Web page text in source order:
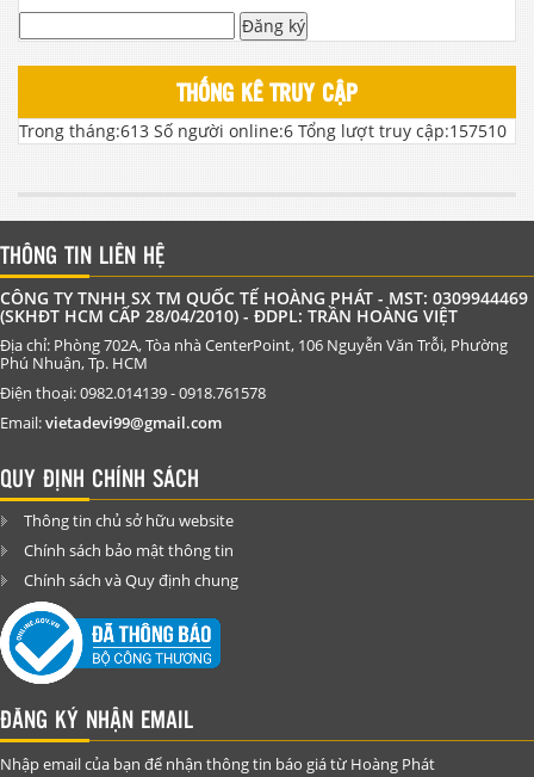
Đăng ký
THỐNG KÊ TRUY CẬP
Trong tháng:613 Số người online:6 Tổng lượt truy cập:157510
THÔNG TIN LIÊN HỆ
CÔNG TY TNHH SX TM QUỐC TẾ HOÀNG PHÁT - MST: 0309944469
(SKHĐT HCM CẤP 28/04/2010) - ĐDPL: TRẦN HOÀNG VIỆT
Địa chỉ: Phòng 702A, Tòa nhà CenterPoint, 106 Nguyễn Văn Trỗi, Phường
Phú Nhuận, Tp. HCM
Điện thoại: 0982.014139 - 0918.761578
Email:vietadevi99@gmail.com
QUY ĐỊNH CHÍNH SÁCH
Thông tin chủ sở hữu website
Chính sách bảo mật thông tin
Chính sách và Quy định chung
ĐĂNG KÝ NHẬN EMAIL
Nhập email của bạn để nhận thông tin báo giá từ Hoàng Phát